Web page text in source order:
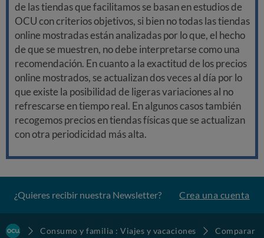
de las tiendas que facilitamos se basan en estudios de
OCU con criterios objetivos, si bien no todas las tiendas
online mostradas están analizadas por lo que, el hecho
de que se muestren, no debe interpretarse como una
recomendación. En cuanto a la exactitud de los precios
online mostrados, se actualizan dos veces al día por lo
que existe la posibilidad de ligeras variaciones al no
refrescarse en tiempo real. En algunos casos también
recogemos precios en tiendas físicas que se actualizan
con otra periodicidad más alta.
¿Quieres recibir nuestra Newsletter? Crea una cuenta
Consumo y familia : Viajes y vacaciones
Comparar